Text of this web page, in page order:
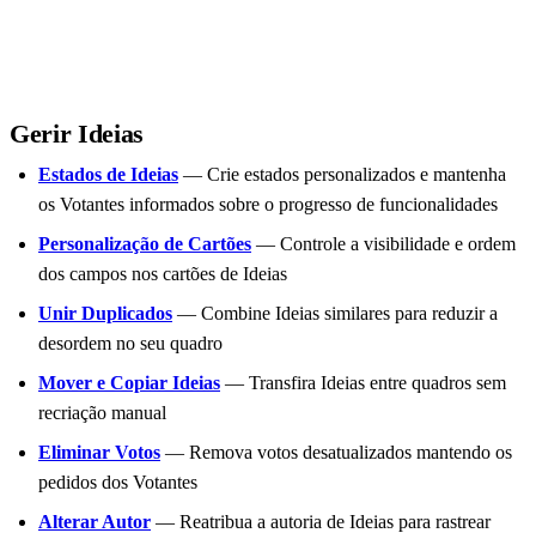
Gerir Ideias
Estados de Ideias — Crie estados personalizados e mantenha
os Votantes informados sobre o progresso de funcionalidades
Personalização de Cartões — Controle a visibilidade e ordem
dos campos nos cartões de Ideias
Unir Duplicados — Combine Ideias similares para reduzir a
desordem no seu quadro
Mover e Copiar Ideias — Transfira Ideias entre quadros sem
recriação manual
Eliminar Votos — Remova votos desatualizados mantendo os
pedidos dos Votantes
Alterar Autor — Reatribua a autoria de Ideias para rastrear